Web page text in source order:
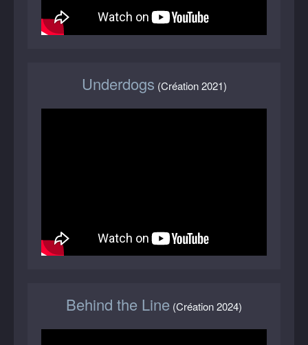
Underdogs (Création 2021)
Behind the Line (Création 2024)